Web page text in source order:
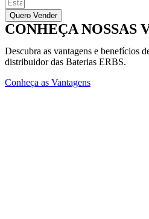
Quero Vender
CONHEÇA NOSSAS
Descubra as vantagens e benefícios
distribuidor das Baterias ERBS.
Conheça as Vantagens